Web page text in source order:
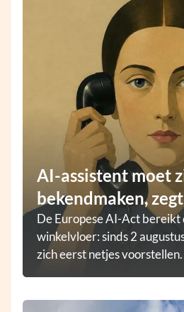
AI-assistent moet
bekendmaken,
De Europese AI-Act bereikt
winkelvloer: sinds 2
zich eerst netjes voorstellen.